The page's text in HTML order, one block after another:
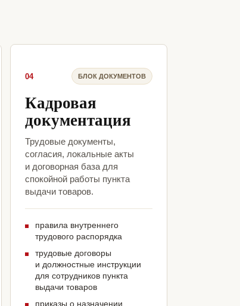
04 БЛОК ДОКУМЕНТОВ
Кадровая
документация
Трудовые документы,
согласия, локальные акты
и договорная база для
спокойной работы пункта
выдачи товаров.
правила внутреннего
трудового распорядка
трудовые договоры
и должностные инструкции
для сотрудников пункта
выдачи товаров
приказы о назначении